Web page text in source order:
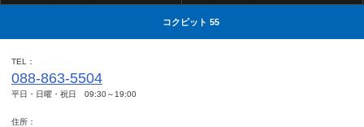
コクピット 55
TEL
088-863-5504
平日・日曜・祝日 09:30～19:00
住所